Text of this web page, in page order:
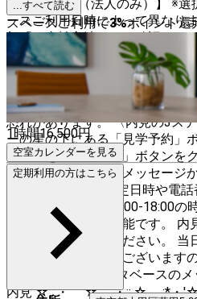
書払い(Paid)（法人のみ）】 ※
ースご利用日時によって異な
部「お支払方法」をご確認ください。 ステップ3
エスト承認後、メールでスペー
方法や注意事項、ご利用ガイド)を確認 ステップ
日当日にスペースご利用後、イ
てご退室報告 ※ご退室報告がない場合、延長料金が発生する
恐れがあります。 〈内見の3ステップ〉 ステップ1：レビュ
ーの星の下にある「見学予約」
「見学をリクエスト」ボタンを
場合はお問い合わせメッセージか
テップ2：ご利用予定日時や電
し、送信 ※内見は10:00-18:00
予約優先でご案内可能です。
の上お問い合わせください。
案内は難しい場合がございます
ステップ3：インスタベースの
内見 ☆,::・'゜☆゜'・::,☆。,:*・'☆ ＼＼ 使い放題設備 備品 ／
...すべて読む
スペースご利用で3%ポイント還
1時間16,500円
空室カレンダーを見る
定期利用の方はこちら